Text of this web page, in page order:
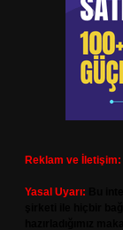
Reklam ve İletişim:
Yasal Uyarı: